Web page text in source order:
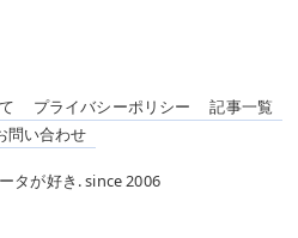
プライバシーポリシー
記事一覧
問い合わせ
タが好き. since 2006